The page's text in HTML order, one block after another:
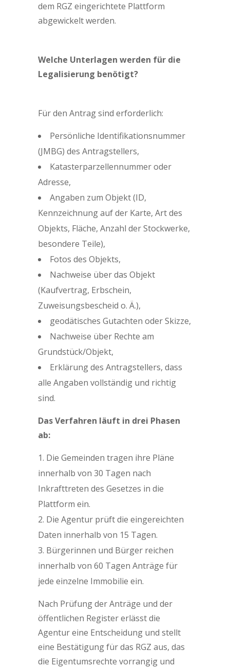
dem RGZ eingerichtete Plattform
abgewickelt werden.
Welche Unterlagen werden für die
Legalisierung benötigt?
Für den Antrag sind erforderlich:
Persönliche Identifikationsnummer
(JMBG) des Antragstellers,
Katasterparzellennummer oder
Adresse,
Angaben zum Objekt (ID,
Kennzeichnung auf der Karte, Art des
Objekts, Fläche, Anzahl der Stockwerke,
besondere Teile),
Fotos des Objekts,
Nachweise über das Objekt
(Kaufvertrag, Erbschein,
Zuweisungsbescheid o. Ä.),
geodätisches Gutachten oder Skizze,
Nachweise über Rechte am
Grundstück/Objekt,
Erklärung des Antragstellers, dass
alle Angaben vollständig und richtig
sind.
Das Verfahren läuft in drei Phasen
ab:
Die Gemeinden tragen ihre Pläne
innerhalb von 30 Tagen nach
Inkrafttreten des Gesetzes in die
Plattform ein.
Die Agentur prüft die eingereichten
Daten innerhalb von 15 Tagen.
Bürgerinnen und Bürger reichen
innerhalb von 60 Tagen Anträge für
jede einzelne Immobilie ein.
Nach Prüfung der Anträge und der
öffentlichen Register erlässt die
Agentur eine Entscheidung und stellt
eine Bestätigung für das RGZ aus, das
die Eigentumsrechte vorrangig und